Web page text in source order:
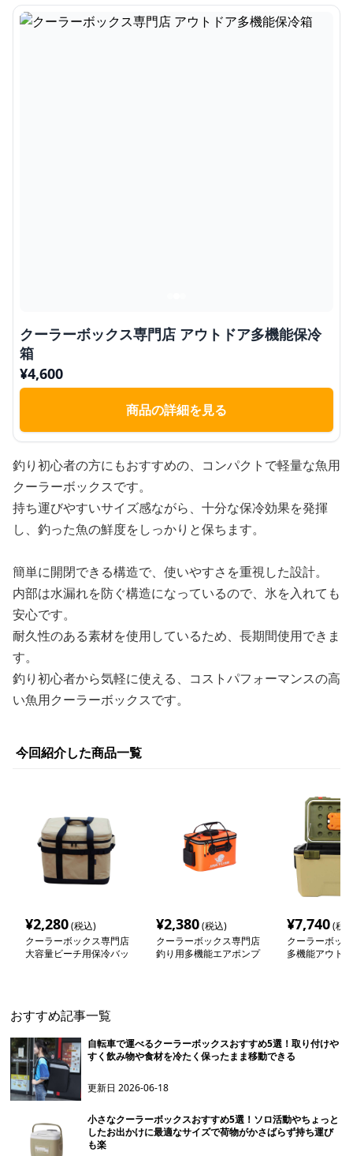
クーラーボックス専門店 アウトドア多機能保冷
箱
¥4,600
商品の詳細を見る
釣り初心者の方にもおすすめの、コンパクトで軽量な魚用
クーラーボックスです。
持ち運びやすいサイズ感ながら、十分な保冷効果を発揮
し、釣った魚の鮮度をしっかりと保ちます。
簡単に開閉できる構造で、使いやすさを重視した設計。
内部は水漏れを防ぐ構造になっているので、氷を入れても
安心です。
耐久性のある素材を使用しているため、長期間使用できま
す。
釣り初心者から気軽に使える、コストパフォーマンスの高
い魚用クーラーボックスです。
今回紹介した商品一覧
¥2,280(税込)
クーラーボックス専門店
大容量ビーチ用保冷バッ
¥2,380(税込)
クーラーボックス専門店
釣り用多機能エアポンプ
¥7,740(税
クーラーボッ
多機能アウト
おすすめ記事一覧
自転車で運べるクーラーボックスおすすめ5選！取り付けや
すく飲み物や食材を冷たく保ったまま移動できる
更新日2026-06-18
小さなクーラーボックスおすすめ5選！ソロ活動やちょっと
したお出かけに最適なサイズで荷物がかさばらず持ち運び
も楽